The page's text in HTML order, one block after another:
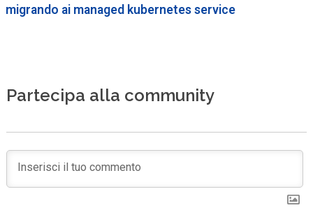
migrando ai managed kubernetes service
Partecipa alla community